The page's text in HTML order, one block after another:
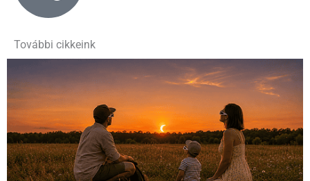
További cikkeink